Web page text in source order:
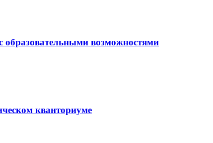
образовательными возможностями
кванториуме